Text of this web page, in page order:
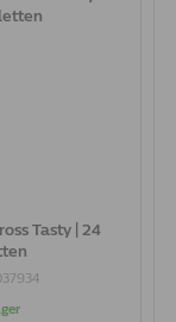
Tasty | 24